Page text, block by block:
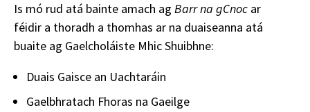
Is mó rud atá bainte amach ag Barr na gCnoc ar
féidir a thoradh a thomhas ar na duaiseanna atá
buaite ag Gaelcholáiste Mhic Shuibhne:
Duais Gaisce an Uachtaráin
Gaelbhratach Fhoras na Gaeilge